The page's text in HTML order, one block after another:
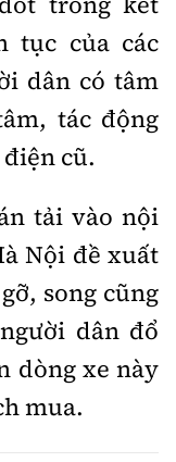
tục của các
dân có tâm
tác động
cũ.
tải vào nội
Nội đề xuất
song cũng
dân đổ
dòng xe này
mua.